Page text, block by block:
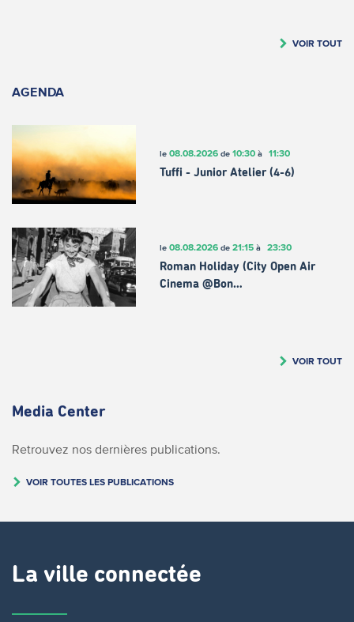
VOIR TOUT
AGENDA
le 08.08.2026de 10:30à 11:30
Tuffi - Junior Atelier (4-6)
le 08.08.2026de 21:15à 23:30
Roman Holiday (City Open Air
Cinema @Bon…
VOIR TOUT
Media Center
Retrouvez nos dernières publications.
VOIR TOUTES LES PUBLICATIONS
La ville connectée